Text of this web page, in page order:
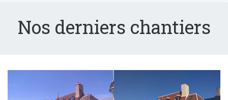
Nos derniers chantiers